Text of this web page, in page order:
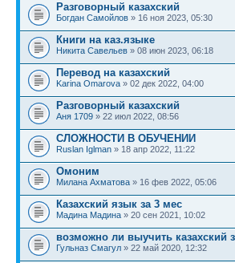
Разговорный казахский
Богдан Самойлов » 16 ноя 2023, 05:30
Книги на каз.языке
Никита Савельев » 08 июн 2023, 06:18
Перевод на казахский
Karina Omarova » 02 дек 2022, 04:00
Разговорный казахский
Аня 1709 » 22 июл 2022, 08:56
СЛОЖНОСТИ В ОБУЧЕНИИ
Ruslan Iglman » 18 апр 2022, 11:22
Омоним
Милана Ахматова » 16 фев 2022, 05:06
Казахский язык за 3 мес
Мадина Мадина » 20 сен 2021, 10:02
возможно ли выучить казахский
Гульназ Смагул » 22 май 2020, 12:32